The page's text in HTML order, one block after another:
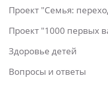
Проект "Семья:
Проект "1000 первых
Здоровье детей
Вопросы и ответы